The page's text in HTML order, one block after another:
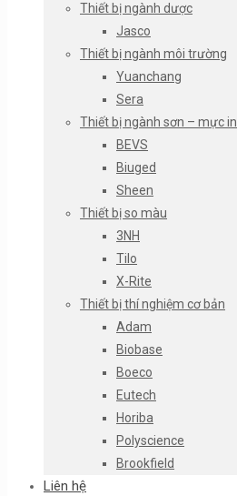
Thiết bị ngành dược
Jasco
Thiết bị ngành môi trường
Yuanchang
Sera
Thiết bị ngành sơn – mực in
BEVS
Biuged
Sheen
Thiết bị so màu
3NH
Tilo
X-Rite
Thiết bị thí nghiệm cơ bản
Adam
Biobase
Boeco
Eutech
Horiba
Polyscience
Brookfield
Liên hệ